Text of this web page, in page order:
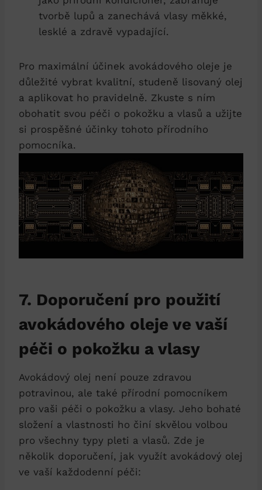
tvorbě lupů a zanechává vlasy měkké,
lesklé a zdravě vypadající.
Pro maximální účinek avokádového oleje je
důležité vybrat kvalitní, studeně lisovaný olej
a aplikovat ho pravidelně. Zkuste s ním
obohatit svou péči o pokožku a vlasů a užijte
si prospěšné účinky tohoto přírodního
pomocníka.
7. Doporučení pro použití
avokádového oleje ve vaší
péči o pokožku a vlasy
Avokádový olej není pouze zdravou
potravinou, ale také přírodní pomocníkem
pro vaši péči o pokožku a vlasy. Jeho bohaté
složení a vlastnosti ho činí skvělou volbou
pro všechny typy pleti a vlasů. Zde je
několik doporučení, jak využít avokádový olej
ve vaší každodenní péči: